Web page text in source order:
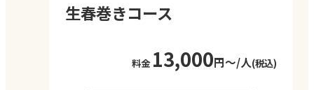
変わります。お気軽にお
生春巻きコース
料金 13,000円～/人(税込)